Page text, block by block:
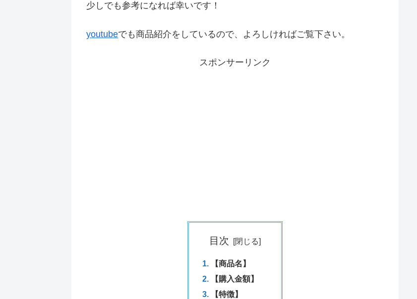
少しでも参考になれば幸いです！
youtubeでも商品紹介をしているので、よろしければご覧下さい。
スポンサーリンク
目次
【商品名】
【購入金額】
【特徴】